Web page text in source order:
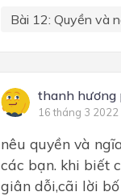
Bài 12: Quyền và
thanh hương
16 tháng 3 2022
nêu quyền và
các bạn. khi biết
giân dỗi,cãi lời